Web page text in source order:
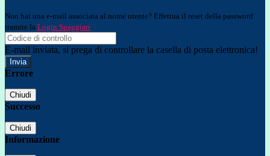
Non hai una e-mail associata al nome utente? Effettua il reset della password
tramite la Login Spaggiari
E-mail inviata, si prega di controllare la casella di posta elettronica!
Errore
Chiudi
Successo
Chiudi
Informazione